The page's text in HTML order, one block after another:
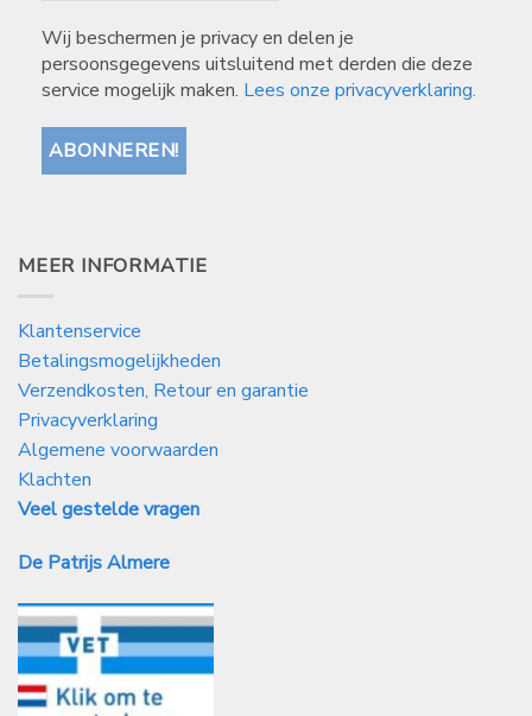
Wij beschermen je privacy en delen je
persoonsgegevens uitsluitend met derden die deze
service mogelijk maken. Lees onze privacyverklaring.
MEER INFORMATIE
Klantenservice
Betalingsmogelijkheden
Verzendkosten, Retour en garantie
Privacyverklaring
Algemene voorwaarden
Klachten
Veel gestelde vragen
De Patrijs Almere